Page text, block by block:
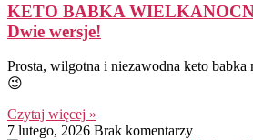
KETO BABKA
Dwie wersje!
Prosta, wilgotna i niezawodna keto
😉
Czytaj więcej »
7 lutego, 2026 Brak komentarzy